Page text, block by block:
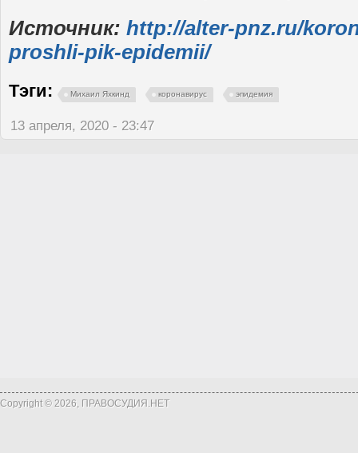
Источник: http://alter-pnz.ru/
proshli-pik-epidemii/
Тэги: Михаил Яхкинд коронавирус эпидемия
13 апреля, 2020 - 23:47
Copyright © 2026, ПРАВОСУДИЯ.НЕТ